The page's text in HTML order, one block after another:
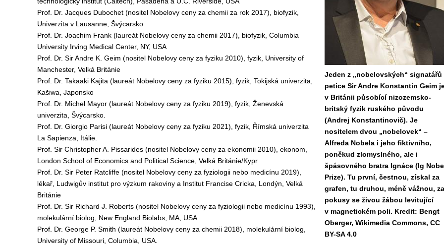
Jeden z „nobelovských“ signatářů
petice Sir Andre Konstantin Geim
v Británii působící nizozemsko-
britský fyzik ruského původu
(Andrej Konstantinovič). Je
nositelem dvou „nobelovek“ –
Alfreda Nobela i jeho fiktivního,
poněkud zlomyslného, ale i
špásovného bratra Ignáce (Ig
Prize). Tu první, čestnou, získal za
grafen, tu druhou, méně vážnou, za
pokusy se živou žábou levitující
v magnetickém poli. Kredit: Bengt
Oberger, Wikimedia Commons, CC
BY-SA 4.0
Prof. Dr. Jacques Dubochet (nositel Nobelovy ceny za chemii za rok 2017), biofyzik,
Univerzita v Lausanne, Švýcarsko
Prof. Dr. Joachim Frank (laureát Nobelovy ceny za chemii 2017), biofyzik, Columbia
University Irving Medical Center, NY, USA
Prof. Dr. Sir Andre K. Geim (nositel Nobelovy ceny za fyziku 2010), fyzik, University of
Manchester, Velká Británie
Prof. Dr. Takaaki Kajita (laureát Nobelovy ceny za fyziku 2015), fyzik, Tokijská univerzita,
Kašiwa, Japonsko
Prof. Dr. Michel Mayor (laureát Nobelovy ceny za fyziku 2019), fyzik, Ženevská
univerzita, Švýcarsko.
Prof. Dr. Giorgio Parisi (laureát Nobelovy ceny za fyziku 2021), fyzik, Římská univerzita
La Sapienza, Itálie.
Prof. Sir Christopher A. Pissarides (nositel Nobelovy ceny za ekonomii 2010), ekonom,
London School of Economics and Political Science, Velká Británie/Kypr
Prof. Dr. Sir Peter Ratcliffe (nositel Nobelovy ceny za fyziologii nebo medicínu 2019),
lékař, Ludwigův institut pro výzkum rakoviny a Institut Francise Cricka, Londýn, Velká
Británie
Prof. Dr. Sir Richard J. Roberts (nositel Nobelovy ceny za fyziologii nebo medicínu 1993),
molekulární biolog, New England Biolabs, MA, USA
Prof. Dr. George P. Smith (laureát Nobelovy ceny za chemii 2018), molekulární biolog,
University of Missouri, Columbia, USA.